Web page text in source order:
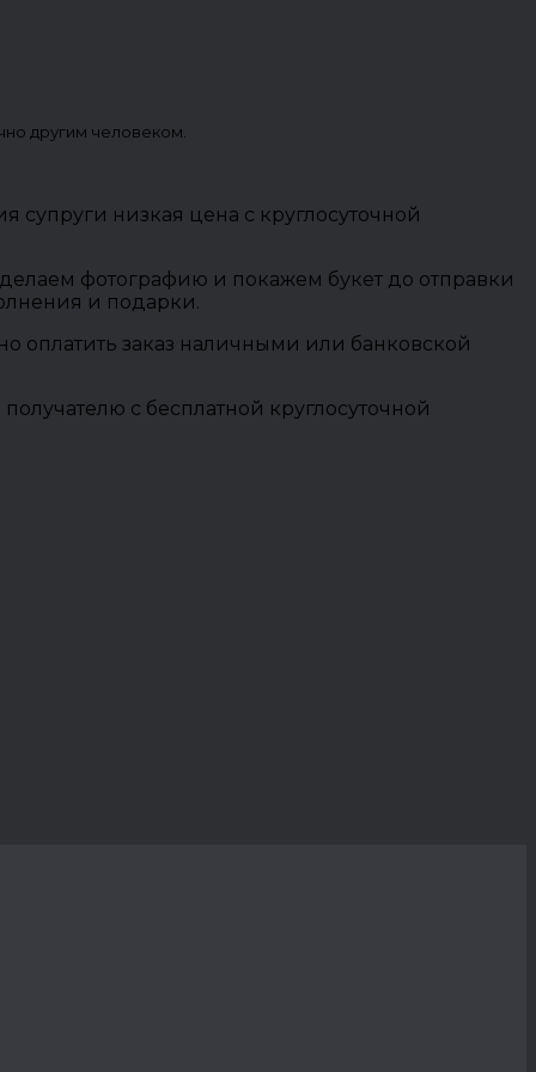
другим человеком.
супруги низкая цена с круглосуточной
фотографию и покажем букет до отправки
и подарки.
оплатить заказ наличными или банковской
с бесплатной круглосуточной